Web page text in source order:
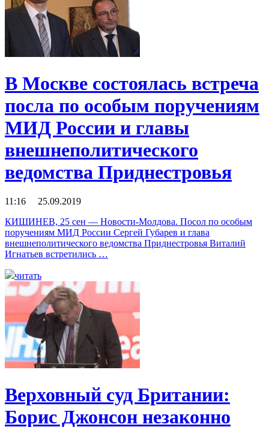
В Москве состоялась встреча
посла по особым поручениям
МИД России и главы
внешнеполитического
ведомства Приднестровья
11:16 25.09.2019
КИШИНЕВ, 25 сен — Новости-Молдова. Посол по особым
поручениям МИД России Сергей Губарев и глава
внешнеполитического ведомства Приднестровья Виталий
Игнатьев встретились …
читать
Верховный суд Британии:
Борис Джонсон незаконно